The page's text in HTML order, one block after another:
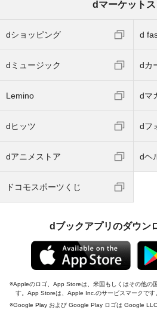
dマーケット
dショッピング d
dミュージック dカ
Lemino dマ
dヒッツ dフ
dアニメストア dヘ
ドコモスポーツくじ
dブックアプリのダウン
Appleのロゴ、App Storeは、米国もしくはその他の
す。App Storeは、Apple Inc.のサービスマークです
Google Play および Google Play ロゴは Google LLC